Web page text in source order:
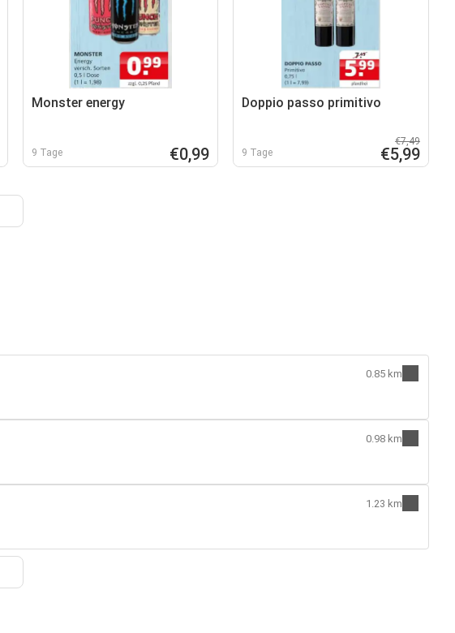
Monster energy
9 Tage €0,99
Doppio passo primitivo
9 Tage
€7,49
€5,99
0.85 km
0.98 km
1.23 km